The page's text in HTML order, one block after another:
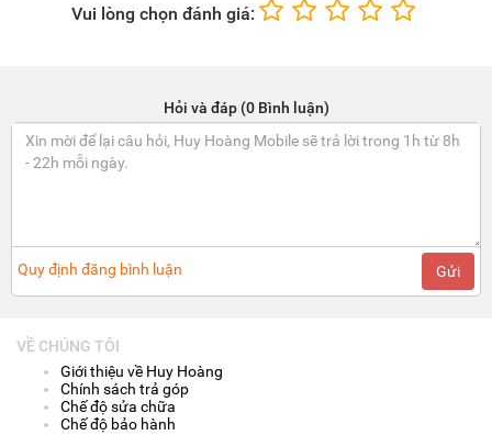
Vui lòng chọn đánh giá:
Hỏi và đáp (0 Bình luận)
Quy định đăng bình luận Gửi
VỀ CHÚNG TÔI
Giới thiệu về Huy Hoàng
Chính sách trả góp
Chế độ sửa chữa
Chế độ bảo hành